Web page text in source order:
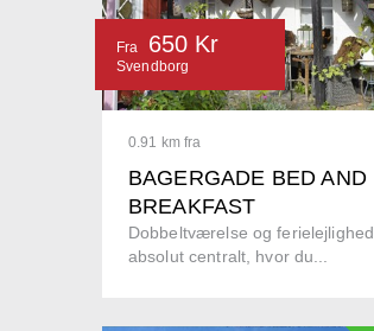
0.91 km fra
BAGERGADE BED AND
BREAKFAST
Dobbeltværelse og ferielejlighed
absolut centralt, hvor du...
Fra 650 Kr
Svendborg